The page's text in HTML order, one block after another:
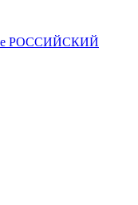
РОССИЙСКИЙ